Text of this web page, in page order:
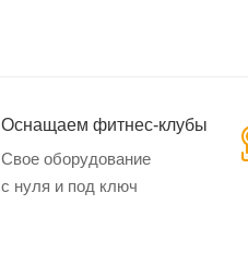
Оснащаем фитнес-клубы
Свое оборудование
с нуля и под ключ